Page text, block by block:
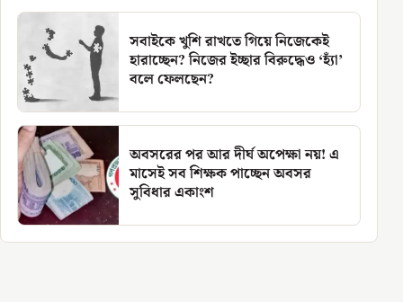
সবাইকে খুশি রাখতে গিয়ে নিজেকেই
হারাচ্ছেন? নিজের ইচ্ছার বিরুদ্ধেও ‘হ্যাঁ’
বলে ফেলছেন?
অবসরের পর আর দীর্ঘ অপেক্ষা নয়! এ
মাসেই সব শিক্ষক পাচ্ছেন অবসর
সুবিধার একাংশ